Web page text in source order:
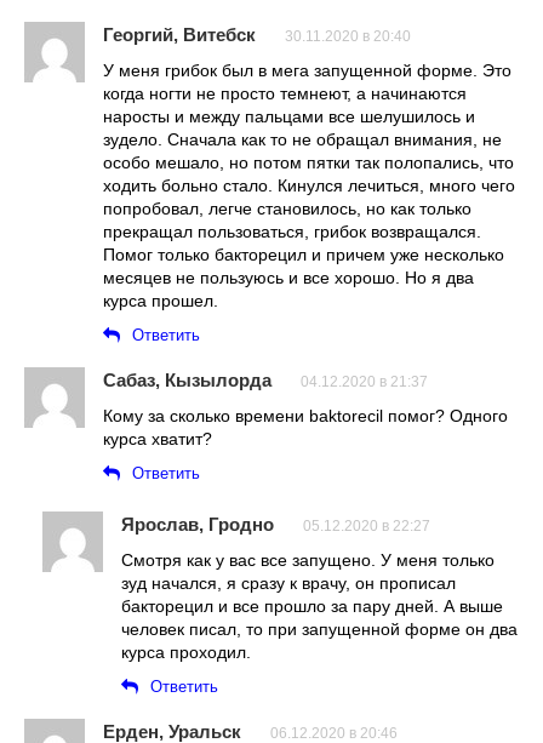
Георгий, Витебск 30.11.2020 в 20:40
У меня грибок был в мега запущенной форме. Это
когда ногти не просто темнеют, а начинаются
наросты и между пальцами все шелушилось и
зудело. Сначала как то не обращал внимания, не
особо мешало, но потом пятки так полопались, что
ходить больно стало. Кинулся лечиться, много чего
попробовал, легче становилось, но как только
прекращал пользоваться, грибок возвращался.
Помог только бакторецил и причем уже несколько
месяцев не пользуюсь и все хорошо. Но я два
курса прошел.
Ответить
Сабаз, Кызылорда 04.12.2020 в 21:37
Кому за сколько времени baktorecil помог? Одного
курса хватит?
Ответить
Ярослав, Гродно 05.12.2020 в 22:27
Смотря как у вас все запущено. У меня только
зуд начался, я сразу к врачу, он прописал
бакторецил и все прошло за пару дней. А выше
человек писал, то при запущенной форме он два
курса проходил.
Ответить
Ерден, Уральск 06.12.2020 в 20:46